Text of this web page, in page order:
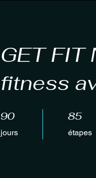
GET FIT
fitness
90
jours
90 jours 85
étapes
85 étapes